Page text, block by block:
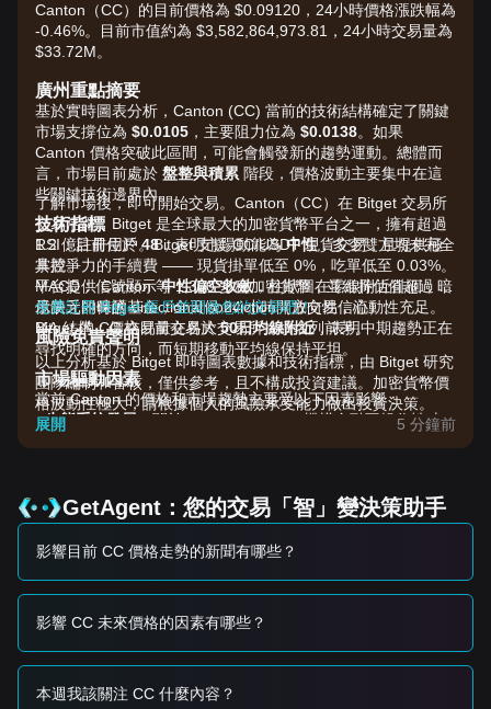
Canton（CC）的目前價格為 $0.09120，24小時價格漲跌幅為
-0.46%。目前市值約為 $3,582,864,973.81，24小時交易量為
$33.72M。
廣州重點摘要
基於實時圖表分析，Canton (CC) 當前的技術結構確定了關鍵
市場支撐位為 $0.0105 ，主要阻力位為 $0.0138。如果
Canton 價格突破此區間，可能會觸發新的趨勢運動。總體而
言，市場目前處於 盤整與積累 階段，價格波動主要集中在這
些關鍵技術邊界內。
技術指標
RSI：目前位於48，表明市場動能為中性，多空雙方均未完全
掌控。
MACD：信號顯示中性偏空收斂，柱狀圖在零線附近徘徊，暗
示缺乏即時的 directional conviction（方向性信心）。
MA 結構：價格目前交易於50日均線附近，表明中期趨勢正在
尋找明確的方向，而短期移動平均線保持平坦。
市場驅動因素
當前 Canton 的價格和市場趨勢主要受以下因素影響：
•生態系統發展： 關於 Canton Network 機構金融互操作性功
導型區塊鏈項目的整體 appetite（胃口/需求）。
潛在買入區
能呈現短期買入機會。
• 如果 Canton 價格成功突破$0.0138
風險情景
更深層的短期修正階段， potentially testing lower liquidity
了解市場後，即可開始交易。Canton（CC）在 Bitget 交易所
交易活躍，Bitget 是全球最大的加密貨幣平台之一，擁有超過
1.2 億註冊用戶。Bitget 支援 CC/USDT 現貨交易，且提供極
具競爭力的手續費 —— 現貨掛單低至 0%，吃單低至 0.03%。
平台提供 Canton 等 1,300 多種加密貨幣，並維持估值超過 3
億美元的保護基金，全天候 24 小時開放交易，流動性充足。
Bitget 的 CC 交易量在各大交易所持續名列前茅。
免費註冊 Bitget 帳戶並開啟您的交易吧！
風險免責聲明
以上分析基於 Bitget 即時圖表數據和技術指標，由 Bitget 研究
團隊編制和審核，僅供參考，且不構成投資建議。加密貨幣價
格波動性極大，請根據個人的風險承受能力做出投資決策。
展開
5 分鐘前
GetAgent：您的交易「智」變決策助手
影響目前 CC 價格走勢的新聞有哪些？
影響 CC 未來價格的因素有哪些？
本週我該關注 CC 什麼內容？